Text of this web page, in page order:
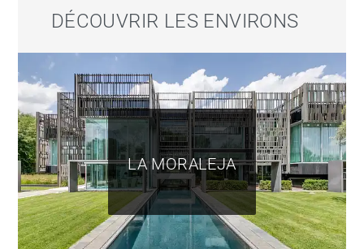
étage dispose également d’une chambre de service
espace de rangement et d’un accès direct au garage.
La propriété fait partie d’une résidence soigneusement
entretenue avec de beaux jardins communs, offrant un
environnement calme et sécurisé.
Située à Soto de la Moraleja, l’un des quartiers
résidentiels les plus prestigieux du nord de Madrid,
cette propriété bénéficie d’excellentes connexions
DÉCOUVRIR LES ENVIRONS
LA MORALEJA